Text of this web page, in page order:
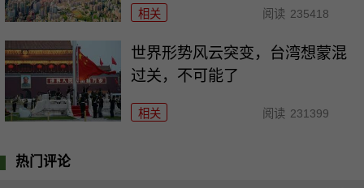
相关 阅读 235418
世界形势风云突变，台湾想蒙混
过关，不可能了
相关 阅读 231399
热门评论